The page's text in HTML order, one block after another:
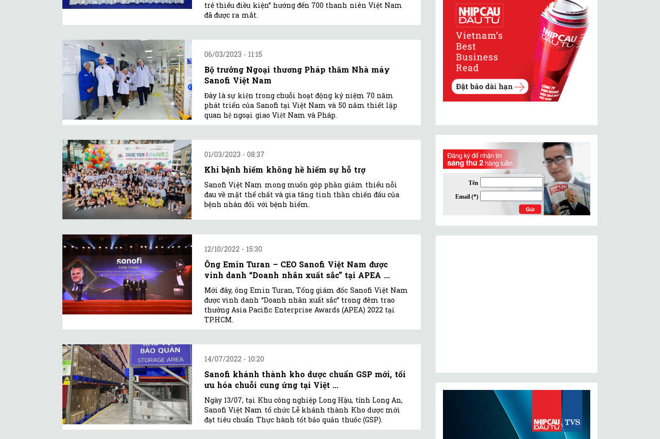
trẻ thiếu điều kiện” hướng đến 700 thanh niên Việt Nam
đã được ra mắt.
06/03/2023 - 11:15
Bộ trưởng Ngoại thương Pháp thăm Nhà máy
Sanofi Việt Nam
Đây là sự kiện trong chuỗi hoạt động kỷ niệm 70 năm
phát triển của Sanofi tại Việt Nam và 50 năm thiết lập
quan hệ ngoại giao Việt Nam và Pháp.
01/03/2023 - 08:37
Khi bệnh hiếm không hề hiếm sự hỗ trợ
Sanofi Việt Nam mong muốn góp phần giảm thiểu nỗi
đau về mặt thể chất và gia tăng tinh thần chiến đấu của
bệnh nhân đối với bệnh hiếm.
12/10/2022 - 15:30
Ông Emin Turan – CEO Sanofi Việt Nam được
vinh danh “Doanh nhân xuất sắc” tại APEA ...
Mới đây, ông Emin Turan, Tổng giám đốc Sanofi Việt Nam
được vinh danh “Doanh nhân xuất sắc” trong đêm trao
thưởng Asia Pacific Enterprise Awards (APEA) 2022 tại
TP.HCM.
14/07/2022 - 10:20
Sanofi khánh thành kho dược chuẩn GSP mới, tối
ưu hóa chuỗi cung ứng tại Việt ...
Ngày 13/07, tại Khu công nghiệp Long Hậu, tỉnh Long An,
Sanofi Việt Nam tổ chức Lễ khánh thành Kho dược mới
đạt tiêu chuẩn Thực hành tốt bảo quản thuốc (GSP).